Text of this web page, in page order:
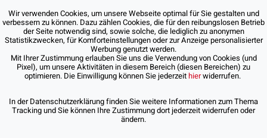
Wir verwenden Cookies, um unsere Webseite optimal für Sie gestalten und
verbessern zu können. Dazu zählen Cookies, die für den reibungslosen Betrieb
der Seite notwendig sind, sowie solche, die lediglich zu anonymen
Statistikzwecken, für Komforteinstellungen oder zur Anzeige personalisierter
Werbung genutzt werden.
Mit Ihrer Zustimmung erlauben Sie uns die Verwendung von Cookies (und
Pixel), um unsere Aktivitäten in diesem Bereich (diesen Bereichen) zu
optimieren. Die Einwilligung können Sie jederzeithierwiderrufen.
In der Datenschutzerklärung finden Sie weitere Informationen zum Thema
Tracking und Sie können Ihre Zustimmung dort jederzeit widerrufen oder
ändern.